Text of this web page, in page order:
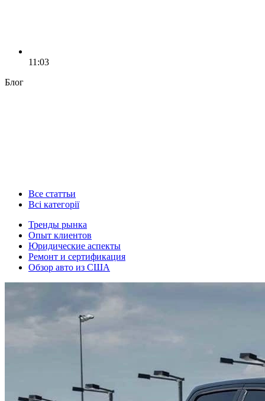
11:03
Блог
Все статтьи
Всі категорії
Тренды рынка
Опыт клиентов
Юридические аспекты
Ремонт и сертификация
Обзор авто из США